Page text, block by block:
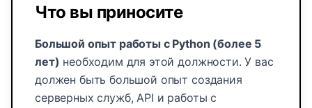
Что вы приносите
Большой опыт работы с Python (более 5
лет) необходим для этой должности. У вас
должен быть большой опыт создания
серверных служб, API и работы с